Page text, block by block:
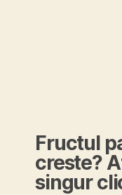
Fructul
creste?
singur